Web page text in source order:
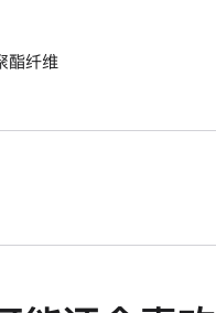
酯纤维